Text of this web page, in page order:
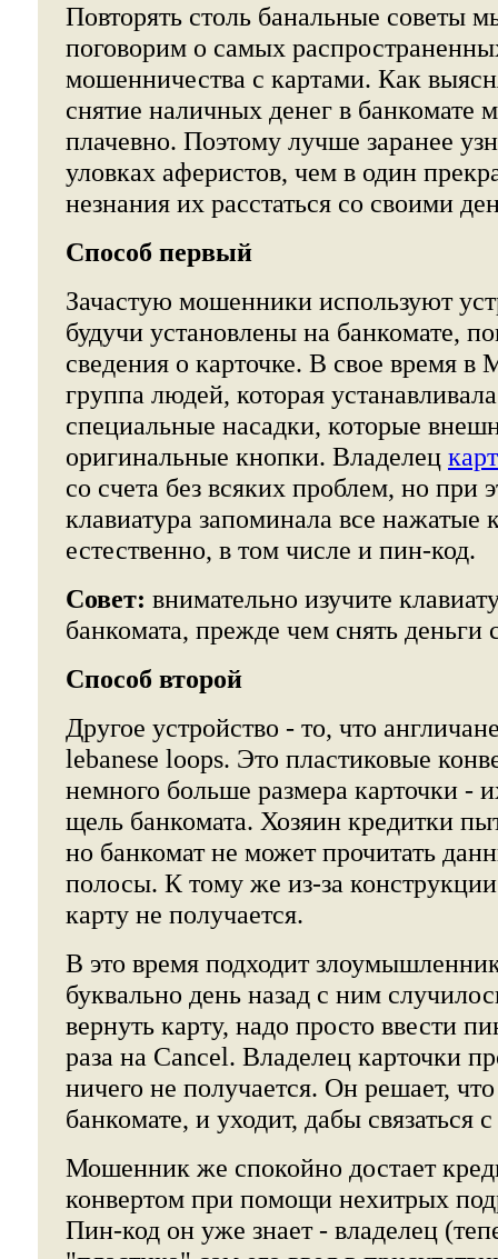
Повторять столь банальные советы
поговорим о самых
мошенничества с картами. Как
снятие наличных денег в банкомате
плачевно. Поэтому лучше заранее
уловках аферистов, чем в один
незнания их расстаться со своими
Способ первый
Зачастую мошенники используют
будучи установлены на банкомате,
сведения о карточке. В свое время в
группа людей, которая
специальные насадки, которые
оригинальные кнопки. Владелец
со счета без всяких проблем, но при
клавиатура запоминала все нажатые
естественно, в том числе и пин-код.
Совет: внимательно изучите
банкомата, прежде чем снять деньги
Способ второй
Другое устройство - то, что
lebanese loops. Это пластиковые
немного больше размера карточки -
щель банкомата. Хозяин кредитки
но банкомат не может прочитать
полосы. К тому же из-за конструкции
карту не получается.
В это время подходит
буквально день назад с ним
вернуть карту, надо просто ввести
раза на Cancel. Владелец карточки
ничего не получается. Он решает,
банкомате, и уходит, дабы связаться
Мошенник же спокойно достает
конвертом при помощи нехитрых
Пин-код он уже знает - владелец